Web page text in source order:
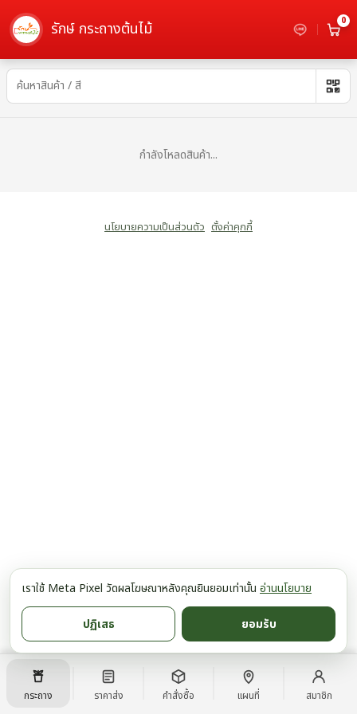
รักษ์ กระถางต้นไม้ 0
กระถางเร่งราก - เลือกซื้อกระถางต้นไม้
กำลังโหลดสินค้า...
นโยบายความเป็นส่วนตัว ตั้งค่าคุกกี้
กระถาง ราคาส่ง คำสั่งซื้อ แผนที่ สมาชิก
เราใช้ Meta Pixel วัดผลโฆษณาหลังคุณยินยอมเท่านั้น อ่านนโยบาย
ปฏิเสธ ยอมรับ